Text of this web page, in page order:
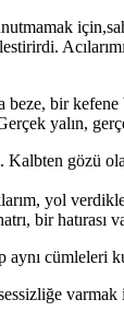
beze, bir
yalın,
gözü
yol
bir
aynı